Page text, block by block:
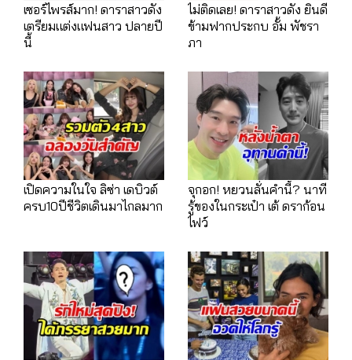
เซอร์ไพรส์มาก! ดาราสาวดัง
เตรียมแต่งแฟนสาว ปลายปี
นี้
ไม่ติดเลย! ดาราสาวดัง ยินดี
ข้ามฟากประกบ อั้ม พัชรา
ภา
เปิดความในใจ ลิซ่า เดบิวต์
ครบ10ปีชีวิตเดินมาไกลมาก
จุกอก! หยวนลั่นคำนี้? นาที
รู้ของในกระเป๋า เต้ ดราก้อน
ไฟว์